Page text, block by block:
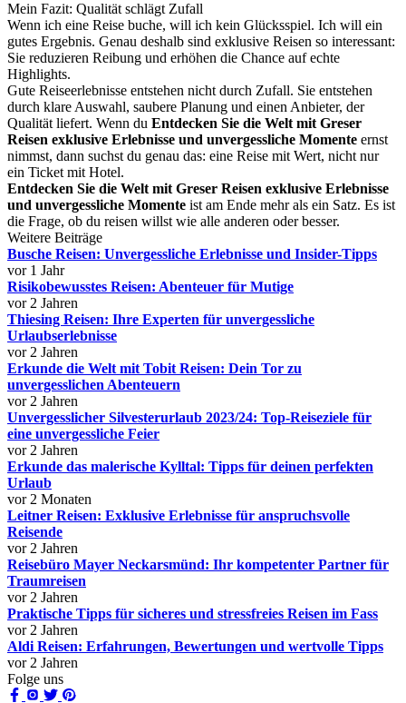
Mein Fazit: Qualität schlägt Zufall
Wenn ich eine Reise buche, will ich kein Glücksspiel. Ich will ein
gutes Ergebnis. Genau deshalb sind exklusive Reisen so interessant:
Sie reduzieren Reibung und erhöhen die Chance auf echte
Highlights.
Gute Reiseerlebnisse entstehen nicht durch Zufall. Sie entstehen
durch klare Auswahl, saubere Planung und einen Anbieter, der
Qualität liefert. Wenn du Entdecken Sie die Welt mit Greser
Reisen exklusive Erlebnisse und unvergessliche Momente ernst
nimmst, dann suchst du genau das: eine Reise mit Wert, nicht nur
ein Ticket mit Hotel.
Entdecken Sie die Welt mit Greser Reisen exklusive Erlebnisse
und unvergessliche Momente ist am Ende mehr als ein Satz. Es ist
die Frage, ob du reisen willst wie alle anderen oder besser.
Weitere Beiträge
Busche Reisen: Unvergessliche Erlebnisse und Insider-Tipps
vor 1 Jahr
Risikobewusstes Reisen: Abenteuer für Mutige
vor 2 Jahren
Thiesing Reisen: Ihre Experten für unvergessliche
Urlaubserlebnisse
vor 2 Jahren
Erkunde die Welt mit Tobit Reisen: Dein Tor zu
unvergesslichen Abenteuern
vor 2 Jahren
Unvergesslicher Silvesterurlaub 2023/24: Top-Reiseziele für
eine unvergessliche Feier
vor 2 Jahren
Erkunde das malerische Kylltal: Tipps für deinen perfekten
Urlaub
vor 2 Monaten
Leitner Reisen: Exklusive Erlebnisse für anspruchsvolle
Reisende
vor 2 Jahren
Reisebüro Mayer Neckarsmünd: Ihr kompetenter Partner für
Traumreisen
vor 2 Jahren
Praktische Tipps für sicheres und stressfreies Reisen im Fass
vor 2 Jahren
Aldi Reisen: Erfahrungen, Bewertungen und wertvolle Tipps
vor 2 Jahren
Folge uns